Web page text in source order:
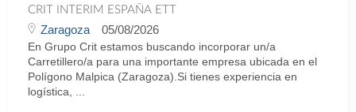
CRIT INTERIM ESPAÑA ETT
Zaragoza 05/08/2026
En Grupo Crit estamos buscando incorporar un/a
Carretillero/a para una importante empresa ubicada en el
Polígono Malpica (Zaragoza).Si tienes experiencia en
logística, ...